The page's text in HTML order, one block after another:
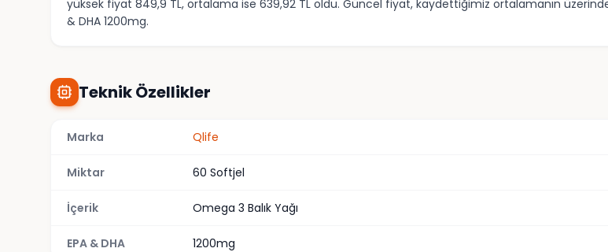
yüksek fiyat 849,9 TL, ortalama ise 639,92 TL oldu. Güncel fiyat, kaydettiğimiz ortalamanın
& DHA 1200mg.
Teknik Özellikler
Marka Qlife
Miktar 60 Softjel
İçerik Omega 3 Balık Yağı
EPA & DHA 1200mg